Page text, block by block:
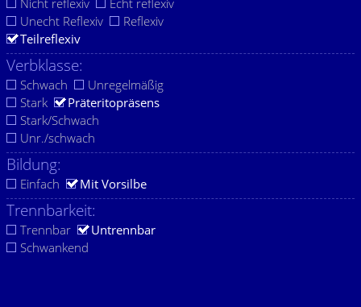
Nicht reflexiv
Echt reflexiv
Unecht Reflexiv
Reflexiv
Teilreflexiv
Verbklasse:
Schwach
Unregelmäßig
Stark
Präteritopräsens
Stark/Schwach
Unr./schwach
Bildung:
Einfach Mit Vorsilbe
Trennbarkeit:
Trennbar
Untrennbar
Schwankend